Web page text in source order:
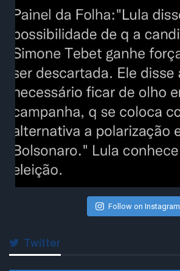
Follow on Instagram
Twitter